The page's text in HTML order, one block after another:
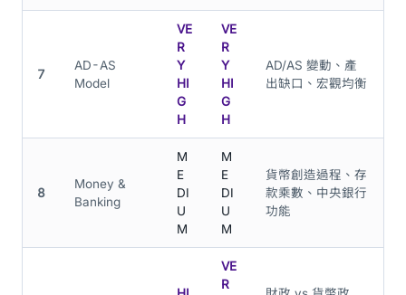
7
AD-AS
Model
VE
R
Y
HI
G
H
VE
R
Y
HI
G
H
AD/AS 變動、產
出缺口、宏觀均衡
8
Money &
Banking
M
E
DI
U
M
M
E
DI
U
M
貨幣創造過程、存
款乘數、中央銀行
功能
VE
R